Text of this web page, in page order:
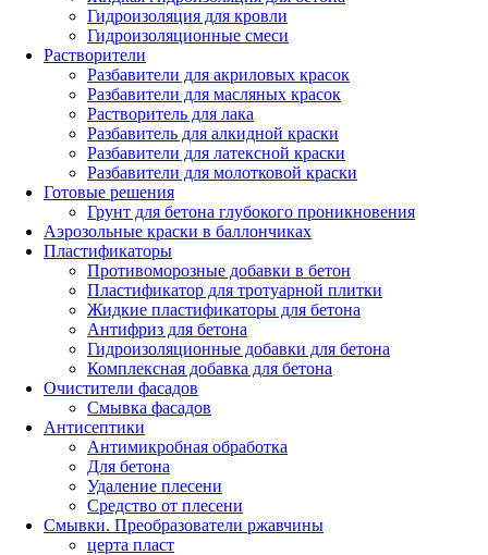
Гидроизоляция для кровли
Гидроизоляционные смеси
Растворители
Разбавители для акриловых красок
Разбавители для масляных красок
Растворитель для лака
Разбавитель для алкидной краски
Разбавители для латексной краски
Разбавители для молотковой краски
Готовые решения
Грунт для бетона глубокого проникновения
Аэрозольные краски в баллончиках
Пластификаторы
Противоморозные добавки в бетон
Пластификатор для тротуарной плитки
Жидкие пластификаторы для бетона
Антифриз для бетона
Гидроизоляционные добавки для бетона
Комплексная добавка для бетона
Очистители фасадов
Смывка фасадов
Антисептики
Антимикробная обработка
Для бетона
Удаление плесени
Средство от плесени
Смывки. Преобразователи ржавчины
церта пласт